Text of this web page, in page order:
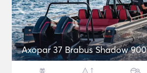
Axopar 37 Brabus Shadow 900